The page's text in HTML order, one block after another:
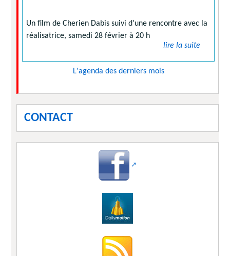
Un film de Cherien Dabis suivi d’une rencontre avec la
réalisatrice, samedi 28 février à 20 h
lire la suite
L'agenda des derniers mois
CONTACT